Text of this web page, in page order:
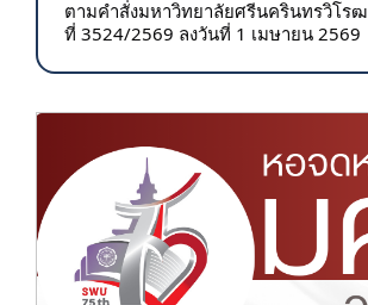
ตามคำสั่งมหาวิทยาลัยศรีนครินทรวิโรฒ
ที่ 3524/2569 ลงวันที่ 1 เมษายน 2569